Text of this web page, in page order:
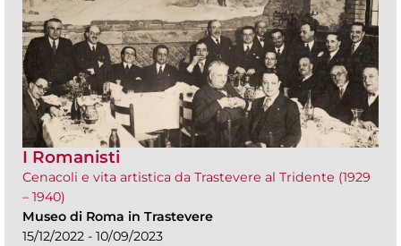
I Romanisti
Cenacoli e vita artistica da Trastevere al Tridente (1929
– 1940)
Museo di Roma in Trastevere
15/12/2022 - 10/09/2023